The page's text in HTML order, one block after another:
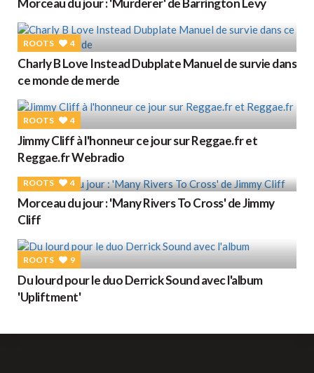
ROOTS 4
Charly B Love Instead Dubplate Manuel de survie dans
ce monde de merde
ROOTS 4
Jimmy Cliff à l'honneur ce jour sur Reggae.fr et
Reggae.fr Webradio
ROOTS 4
Morceau du jour : 'Many Rivers To Cross' de Jimmy
Cliff
ROOTS 9
Du lourd pour le duo Derrick Sound avec l'album
'Upliftment'